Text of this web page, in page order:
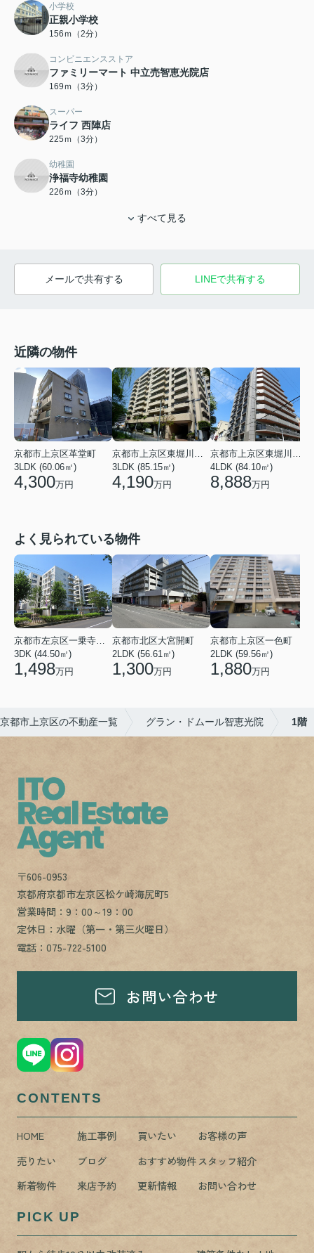
小学校
正親小学校
156ｍ（2分）
コンビニエンスストア
ファミリーマート 中立売智恵光院店
169ｍ（3分）
スーパー
ライフ 西陣店
225ｍ（3分）
幼稚園
浄福寺幼稚園
226ｍ（3分）
すべて見る
メールで共有する LINEで共有する
近隣の物件
京都市上京区革堂町
3LDK (60.06㎡)
4,300万円
3LDK (85.15㎡)
4,190万円
4LDK (84.10㎡)
8,888万円
よく見られている物件
3DK (44.50㎡)
1,498万円
京都市北区大宮開町
2LDK (56.61㎡)
1,300万円
京都市上京区一色町
2LDK (59.56㎡)
1,880万円
京都市上京区の不動産一覧 グラン・ドムール智恵光院 1階
〒606-0953
京都府京都市左京区松ケ崎海尻町5
営業時間：9：00～19：00
定休日：水曜（第一・第三火曜日）
電話：075-722-5100
お問い合わせ
CONTENTS
HOME 施工事例 買いたい
お客様の声
売りたい
ブログ おすすめ物件スタッフ紹介
新着物件
来店予約 更新情報 お問い合わせ
PICK UP